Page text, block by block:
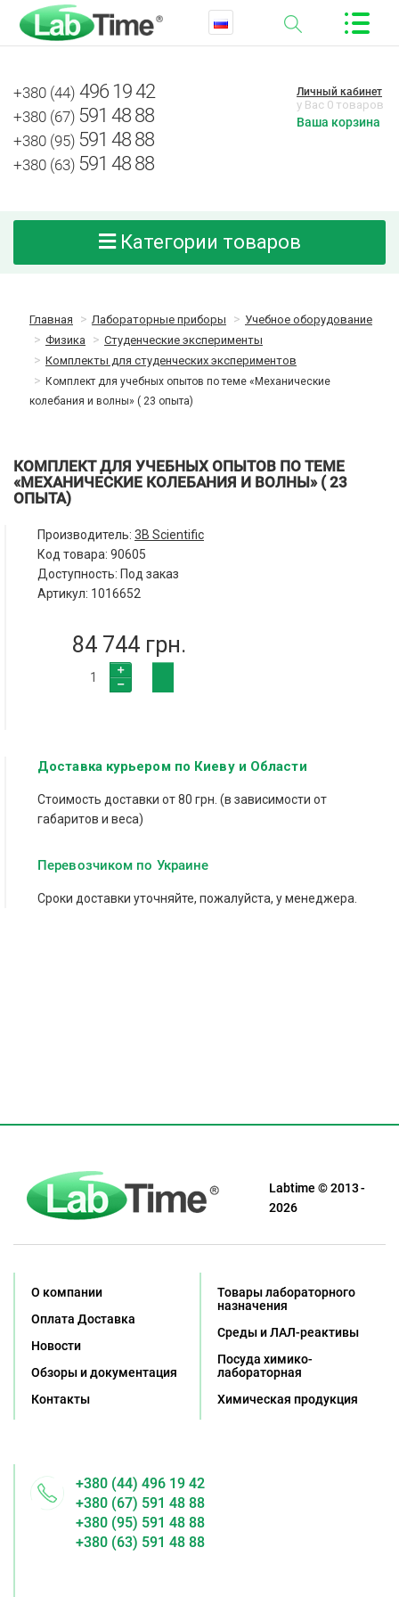
+380 (44) 496 19 42
+380 (67) 591 48 88
+380 (95) 591 48 88
+380 (63) 591 48 88
Личный кабинет
у Вас 0 товаров
Ваша корзина
Категории товаров
Главная Лабораторные приборы
Учебное оборудование
Физика
Студенческие эксперименты
Комплекты для студенческих экспериментов
Комплект для учебных опытов по теме «Механические
колебания и волны» ( 23 опыта)
КОМПЛЕКТ ДЛЯ УЧЕБНЫХ ОПЫТОВ ПО ТЕМЕ
«МЕХАНИЧЕСКИЕ КОЛЕБАНИЯ И ВОЛНЫ» ( 23
ОПЫТА)
Производитель: 3B Scientific
Код товара: 90605
Доступность: Под заказ
Артикул: 1016652
84 744 грн.
Доставка курьером по Киеву и Области
Стоимость доставки от 80 грн. (в зависимости от
габаритов и веса)
Перевозчиком по Украине
Сроки доставки уточняйте, пожалуйста, у менеджера.
Labtime © 2013 -
2026
О компании
Оплата Доставка
Новости
Обзоры и документация
Контакты
Товары лабораторного
назначения
Среды и ЛАЛ-реактивы
Посуда химико-
лабораторная
Химическая продукция
+380 (44) 496 19 42
+380 (67) 591 48 88
+380 (95) 591 48 88
+380 (63) 591 48 88